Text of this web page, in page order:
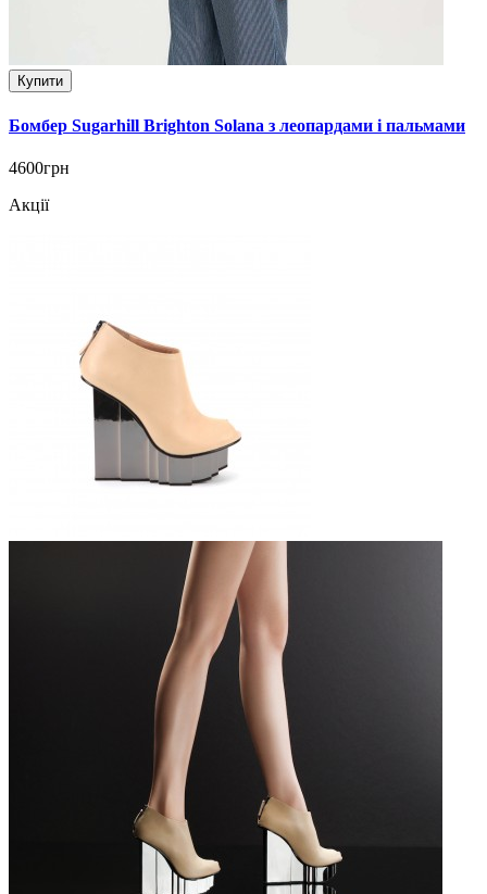
Купити
Бомбер Sugarhill Brighton Solana з леопардами і пальмами
4600грн
Акції